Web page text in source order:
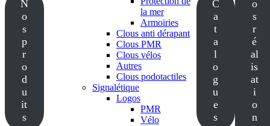
N
o
s
p
r
o
d
u
it
s
la mer
Armoiries
Clous anti dérapant
Clous PMR
Clous vélos
Autres
Clous podotactiles
Signalétique
Logos
PMR
Vélo
C
a
t
a
l
o
g
u
e
s
o
s
r
é
al
is
at
i
o
n